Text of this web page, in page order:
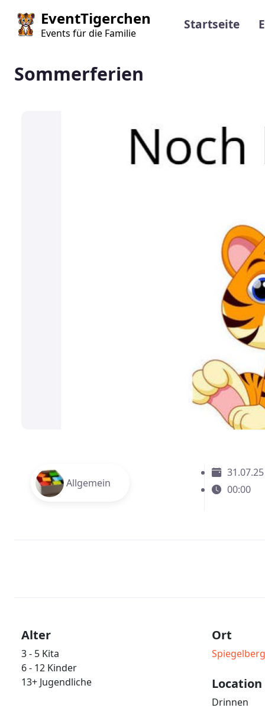
EventTigerchen
Events für die Familie
Main
Startseite
Sommerferien
Allgemein
31.07.25
00:00
Alter
3 - 5 Kita
6 - 12 Kinder
13+ Jugendliche
Ort
Spiegelberg
Location
Drinnen